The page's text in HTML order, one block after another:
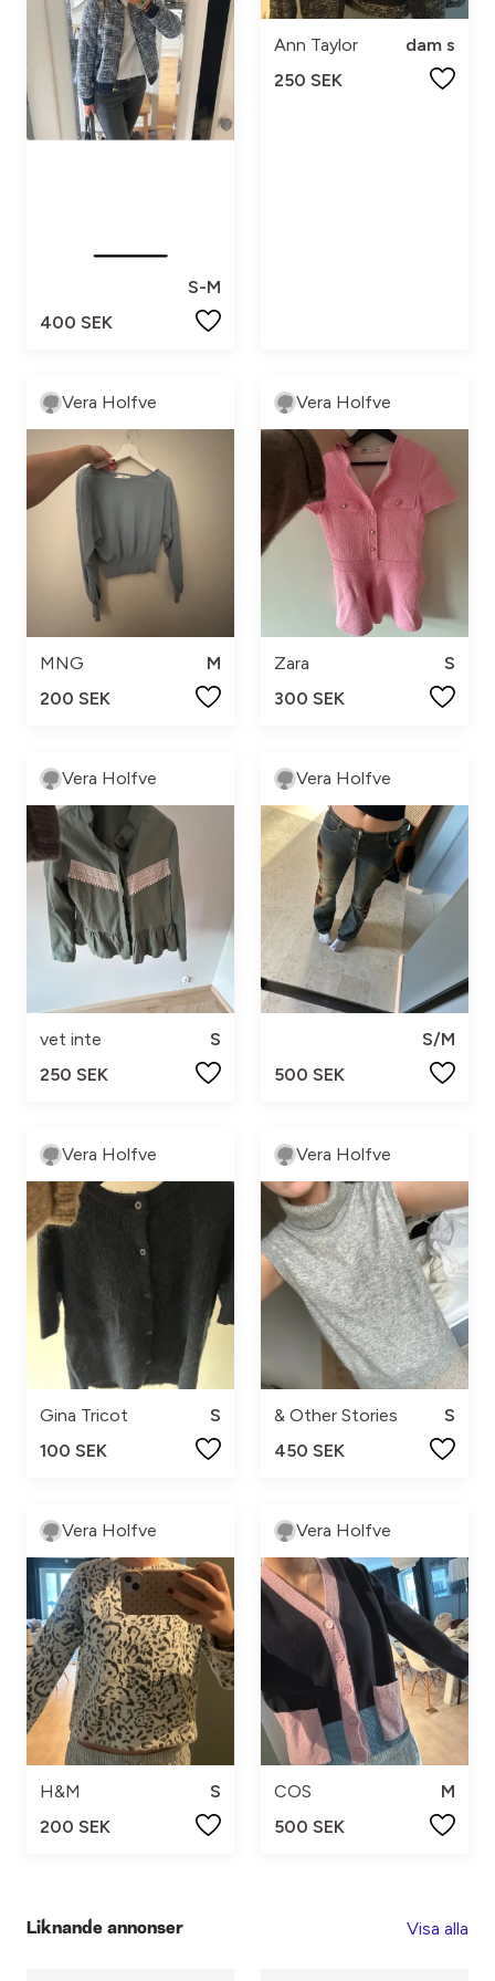
S-M
400 SEK
Ann Taylor
dam s
250 SEK
Vera Holfve
MNG
M
200 SEK
Vera Holfve
Zara
S
300 SEK
Vera Holfve
vet inte
S
250 SEK
Vera Holfve
S/M
500 SEK
Vera Holfve
Gina Tricot
S
100 SEK
Vera Holfve
& Other Stories
S
450 SEK
Vera Holfve
H&M
S
200 SEK
Vera Holfve
COS
M
500 SEK
Liknande annonser Visa alla